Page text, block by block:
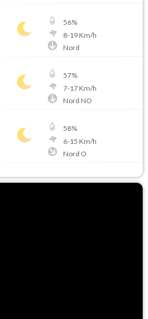
56%
8-19Km/h
Nord
57%
7-17Km/h
Nord NO
58%
6-15 Km/h
Nord O